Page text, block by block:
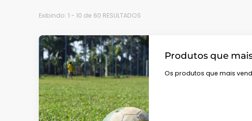
Exibindo: 1 - 10 de 60 RESULTADOS
Produtos que
Os produtos que mais